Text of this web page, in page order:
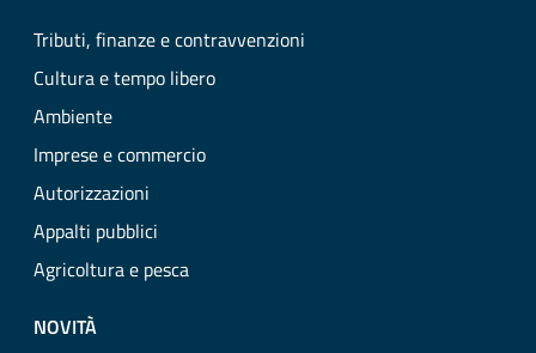
Tributi, finanze e contravvenzioni
Cultura e tempo libero
Ambiente
Imprese e commercio
Autorizzazioni
Appalti pubblici
Agricoltura e pesca
NOVITÀ